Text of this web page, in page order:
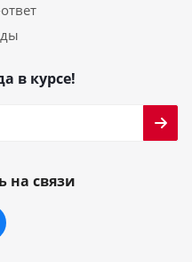
в курсе!
на связи